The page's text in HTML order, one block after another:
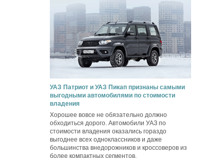
УАЗ Патриот и УАЗ Пикап признаны самыми
выгодными автомобилями по стоимости
владения
Хорошее вовсе не обязательно должно
обходиться дорого. Автомобили УАЗ по
стоимости владения оказались гораздо
выгоднее всех одноклассников и даже
большинства внедорожников и кроссоверов из
более компактных сегментов.